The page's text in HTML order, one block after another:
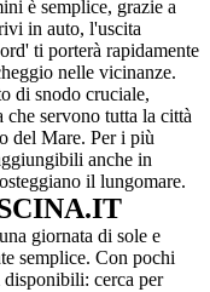
è semplice, grazie a
in auto, l'uscita
ti porterà rapidamente
nelle vicinanze.
di snodo cruciale,
che servono tutta la città
del Mare. Per i più
anche in
il lungomare.
giornata di sole e
semplice. Con pochi
disponibili: cerca per